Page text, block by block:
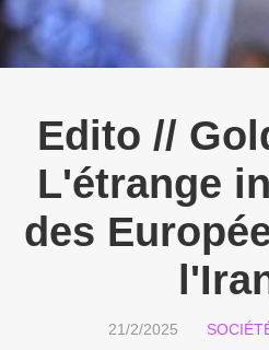
Edito //
L'étrange
des
21/2/2025